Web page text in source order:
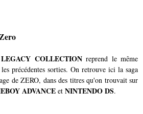
COLLECTIONreprend le même
précédentes sorties. On retrouve ici la saga
de ZERO, dans des titres qu'on trouvait sur
ADVANCE et NINTENDO DS.